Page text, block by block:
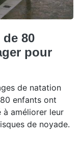
80
pour
de natation
enfants ont
à améliorer leur
de noyade.